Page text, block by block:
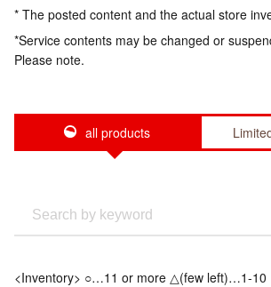
* The posted content and the actual store
*Service contents may be changed or
Please note.
all products
<Inventory> ○…11 or more △(few left)…1-10